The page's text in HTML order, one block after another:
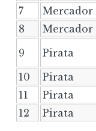
7
Mercador
8
Mercador
9
Pirata
10
Pirata
11
Pirata
12
Pirata